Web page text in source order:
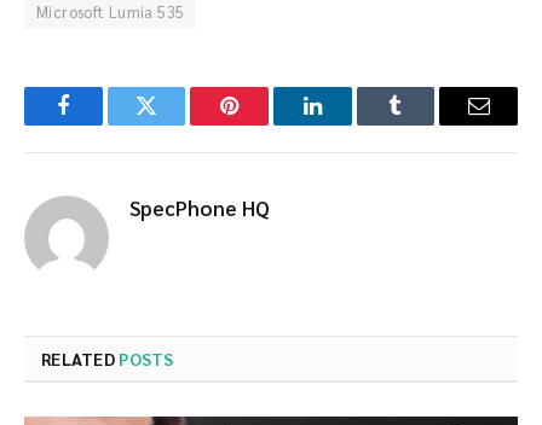
Microsoft Lumia 535
FacebookTwitter Pinterest LinkedInTumblr Email
SpecPhone HQ
RELATED POSTS